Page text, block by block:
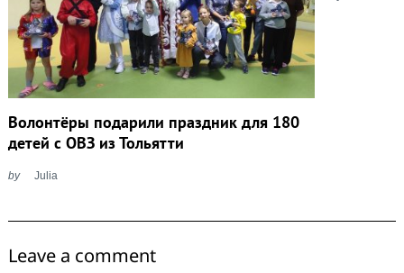
Волонтёры подарили праздник для 180
детей с ОВЗ из Тольятти
by Julia
Leave a comment